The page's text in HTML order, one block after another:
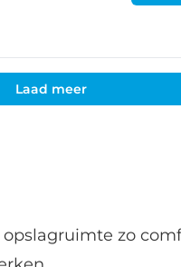
Laad meer
zo